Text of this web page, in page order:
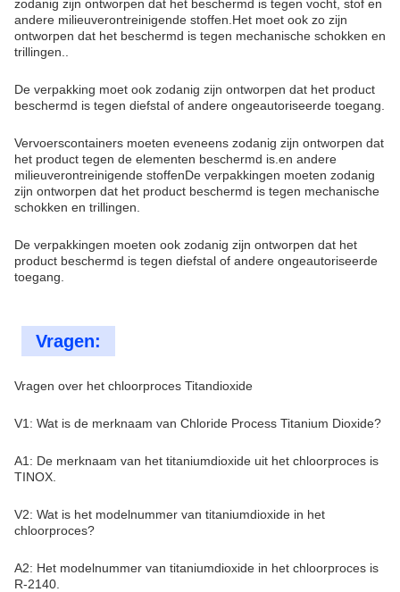
zodanig zijn ontworpen dat het beschermd is tegen vocht, stof en
andere milieuverontreinigende stoffen.Het moet ook zo zijn
ontworpen dat het beschermd is tegen mechanische schokken en
trillingen..
De verpakking moet ook zodanig zijn ontworpen dat het product
beschermd is tegen diefstal of andere ongeautoriseerde toegang.
Vervoerscontainers moeten eveneens zodanig zijn ontworpen dat
het product tegen de elementen beschermd is.en andere
milieuverontreinigende stoffenDe verpakkingen moeten zodanig
zijn ontworpen dat het product beschermd is tegen mechanische
schokken en trillingen.
De verpakkingen moeten ook zodanig zijn ontworpen dat het
product beschermd is tegen diefstal of andere ongeautoriseerde
toegang.
Vragen:
Vragen over het chloorproces Titandioxide
V1: Wat is de merknaam van Chloride Process Titanium Dioxide?
A1: De merknaam van het titaniumdioxide uit het chloorproces is
TINOX.
V2: Wat is het modelnummer van titaniumdioxide in het
chloorproces?
A2: Het modelnummer van titaniumdioxide in het chloorproces is
R-2140.